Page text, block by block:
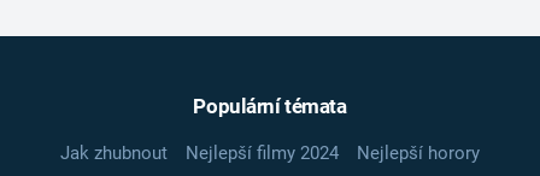
Populární témata
Jak zhubnout Nejlepší filmy 2024
Nejlepší horory